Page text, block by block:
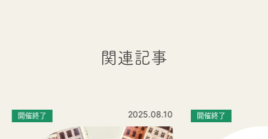
関連記事
開催終了 2025.08.10 開催終了